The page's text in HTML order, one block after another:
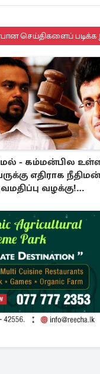
செய்திகளைப் படிக்க
- கம்மன்பில
எதிராக
வழக்கு!